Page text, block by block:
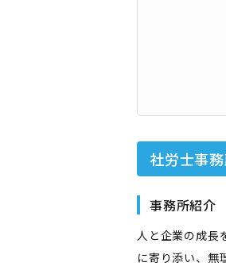
社労士事
事務所紹介
人と企業の成長
に寄り添い、無